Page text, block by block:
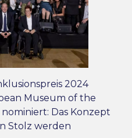
2024
Museum of the
nominiert: Das Konzept
Stolz werden